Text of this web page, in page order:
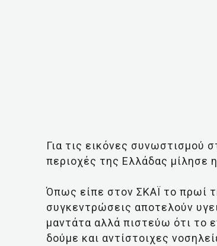
Για τις εικόνες συνωστισμού
περιοχές της Ελλάδας μίλησε
Όπως είπε στον ΣΚΑΪ το πρωί
συγκεντρώσεις αποτελούν
μαντάτα αλλά πιστεύω ότι το
δούμε και αντίστοιχες